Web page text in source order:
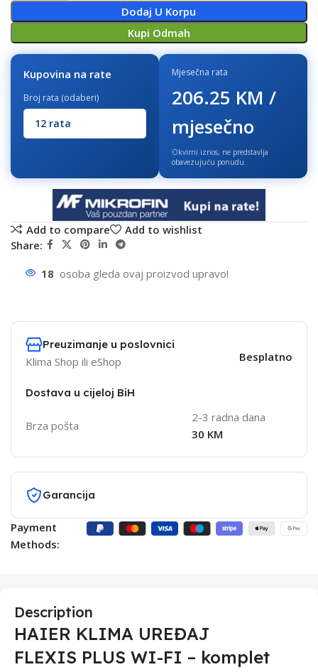
Dodaj U Korpu
Kupi Odmah
Kupovina na rate
Broj rata (odaberi)
Mjesečna rata
206.25 KM /
mjesečno
Okvirni iznos, ne predstavlja
obavezujuću ponudu.
Add to compare
Add to wishlist
Share:
18 osoba gleda ovaj proizvod upravo!
Preuzimanje u poslovnici
Klima Shop ili eShop Besplatno
Dostava u cijeloj BiH
Brza pošta
2-3 radna dana
30 KM
Garancija
Payment
Methods:
Description
HAIER KLIMA UREĐAJ
FLEXIS PLUS WI-FI – komplet